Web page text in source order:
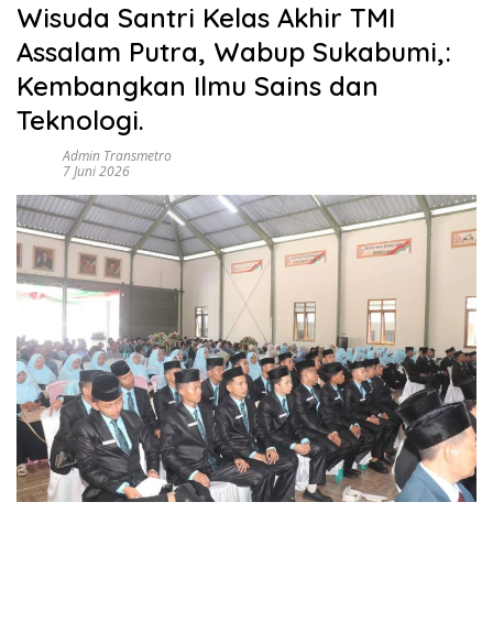
Wisuda Santri Kelas Akhir TMI
Assalam Putra, Wabup Sukabumi,:
Kembangkan Ilmu Sains dan
Teknologi.
Admin Transmetro
7 Juni 2026